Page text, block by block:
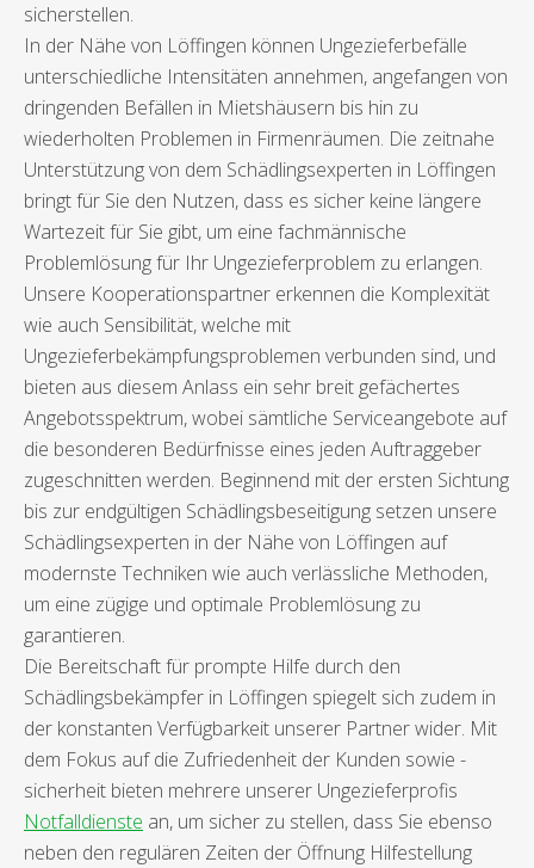
sicherstellen.
In der Nähe von Löffingen können Ungezieferbefälle
unterschiedliche Intensitäten annehmen, angefangen von
dringenden Befällen in Mietshäusern bis hin zu
wiederholten Problemen in Firmenräumen. Die zeitnahe
Unterstützung von dem Schädlingsexperten in Löffingen
bringt für Sie den Nutzen, dass es sicher keine längere
Wartezeit für Sie gibt, um eine fachmännische
Problemlösung für Ihr Ungezieferproblem zu erlangen.
Unsere Kooperationspartner erkennen die Komplexität
wie auch Sensibilität, welche mit
Ungezieferbekämpfungsproblemen verbunden sind, und
bieten aus diesem Anlass ein sehr breit gefächertes
Angebotsspektrum, wobei sämtliche Serviceangebote auf
die besonderen Bedürfnisse eines jeden Auftraggeber
zugeschnitten werden. Beginnend mit der ersten Sichtung
bis zur endgültigen Schädlingsbeseitigung setzen unsere
Schädlingsexperten in der Nähe von Löffingen auf
modernste Techniken wie auch verlässliche Methoden,
um eine zügige und optimale Problemlösung zu
garantieren.
Die Bereitschaft für prompte Hilfe durch den
Schädlingsbekämpfer in Löffingen spiegelt sich zudem in
der konstanten Verfügbarkeit unserer Partner wider. Mit
dem Fokus auf die Zufriedenheit der Kunden sowie -
sicherheit bieten mehrere unserer Ungezieferprofis
Notfalldienste an, um sicher zu stellen, dass Sie ebenso
neben den regulären Zeiten der Öffnung Hilfestellung